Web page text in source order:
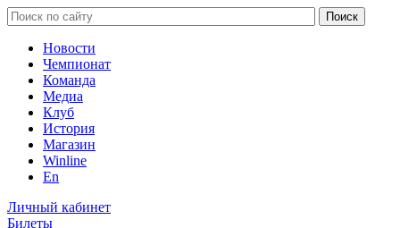
Новости
Чемпионат
Команда
Медиа
Клуб
История
Магазин
Winline
En
Личный кабинет
Билеты